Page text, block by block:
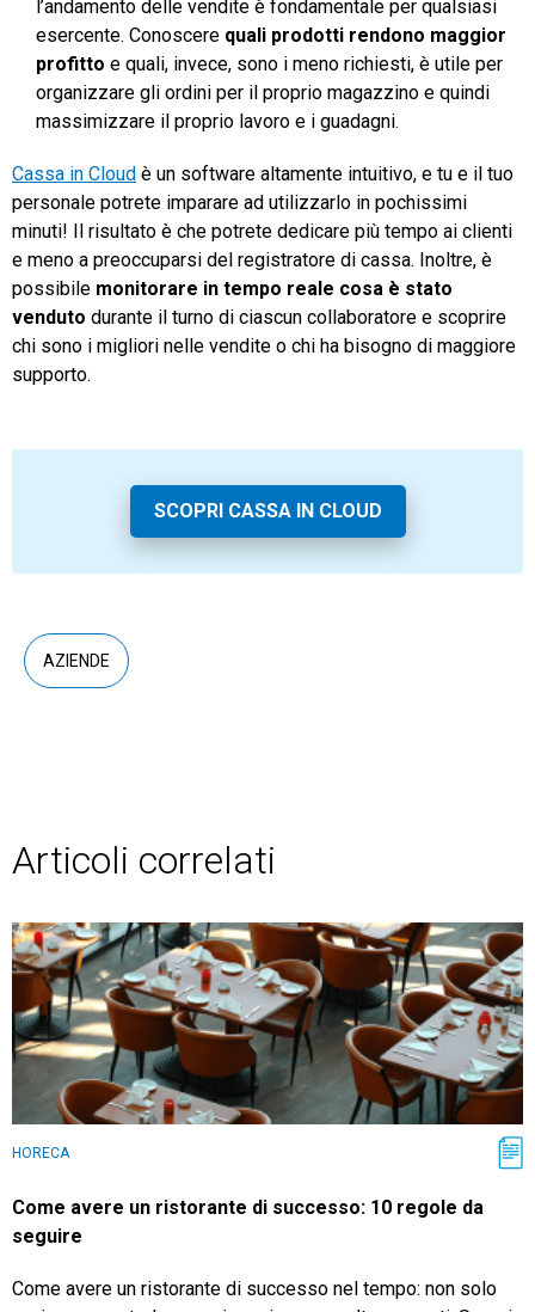
l’andamento delle vendite è fondamentale per qualsiasi
esercente. Conoscere quali prodotti rendono maggior
profitto e quali, invece, sono i meno richiesti, è utile per
organizzare gli ordini per il proprio magazzino e quindi
massimizzare il proprio lavoro e i guadagni.
Cassa in Cloud è un software altamente intuitivo, e tu e il tuo
personale potrete imparare ad utilizzarlo in pochissimi
minuti! Il risultato è che potrete dedicare più tempo ai clienti
e meno a preoccuparsi del registratore di cassa. Inoltre, è
possibile monitorare in tempo reale cosa è stato
venduto durante il turno di ciascun collaboratore e scoprire
chi sono i migliori nelle vendite o chi ha bisogno di maggiore
supporto.
SCOPRI CASSA IN CLOUD
AZIENDE
Articoli correlati
HORECA
Come avere un ristorante di successo: 10 regole da
seguire
Come avere un ristorante di successo nel tempo: non solo